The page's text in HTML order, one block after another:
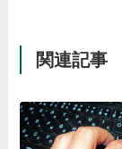
関連記事